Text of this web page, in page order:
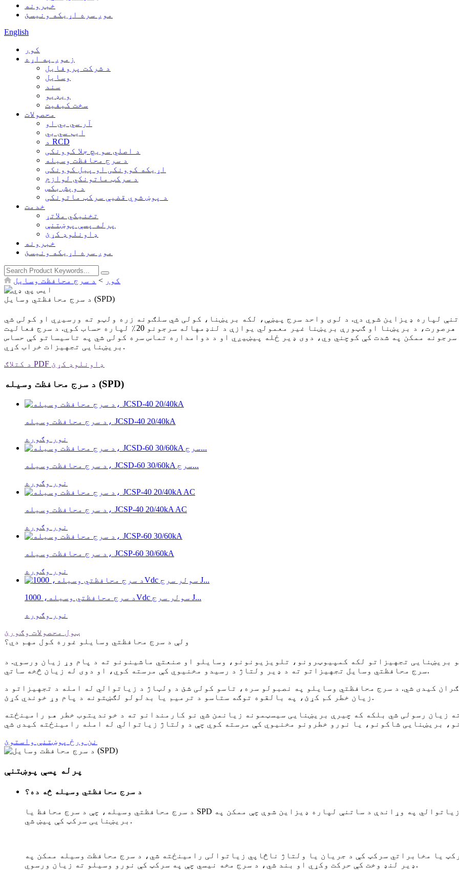
خبرونه
موږ سره اړیکه ونیسئ
English
کور
زموږ په اړه
د شرکت پروفایل
وسایل
سند
ویډیو
سخت کیفیت
محصولات
آر سي بي او
ایم سي بي
د RCD
د اصلي سویچ جلا کوونکی
د سرج محافظت وسیله
اړیکه کوونکی او پیل کوونکی
د سرکټ ماتونکي لوازم
د وېش بکس
د پوښ شوي قضیې سرکټ ماتونکی
خدمت
تخنیکي ملاتړ
پرله پسې پوښتنې
ډاونلوډ کړئ
خبرونه
موږ سره اړیکه ونیسئ
کور > د سرج محافظت وسایل
د سرج محافظتي وسایل (SPD)
لپاره ډیزاین شوي دي. د لوی واحد سرج پیښې، لکه بریښنا، کولی شي سلګونه زره ولټو ته ورسیږي او کولی شي
د فوري یا وقفې وقفې تجهیزاتو ناکامۍ لامل شي. په هرصورت، د بریښنا او ګټورې بریښنا غیر معمولي یوازې د لنډمهاله سرجونو 20٪ لپاره حساب کوي. د سرج فعالیت
دا سرجونه ممکن په شدت کې کوچني وي، دوی ډیر ځله پیښیږي او د دوامداره تماس سره کولی شي په تاسیساتو کې حساس
بریښنایی تجهیزات خراب کړي.
د کتلاګ PDF ډاونلوډ کړئ
د سرج محافظت وسیله (SPD)
د سرج محافظت وسیله، JCSD-40 20/40kA
نور وګوره
د سرج محافظت وسیله، JCSD-60 30/60kA سرج...
نور وګوره
د سرج محافظت وسیله، JCSP-40 20/40kA AC
نور وګوره
د سرج محافظت وسیله، JCSP-60 30/60kA
نور وګوره
د سرج محافظتي وسیله، 1000Vdc سولر سرج J...
نور وګوره
ټول محصولات وګورئ
ولې د سرج محافظتي وسایلو غوره کول مهم دي؟
بریښنایی تجهیزاتو لکه کمپیوټرونو، تلویزیونونو، وسایلو او صنعتي ماشینونو ته د پام وړ زیان ورسوي. د
سرج محافظتي وسایل تجهیزاتو ته د ډیر ولتاژ د رسیدو مخنیوي کې مرسته کوي، او دوی له زیان څخه ساتي.
کیدی شي. د سرج محافظتي وسایلو په نصبولو سره، تاسو کولی شئ د ولټاژ د زیاتوالي له امله د تجهیزاتو د
زیان خطر کم کړئ، په بالقوه توګه ستاسو د ترمیم یا بدلولو لګښتونه د پام وړ خوندي کړئ.
زیان رسولی شي بلکه که چیرې بریښنایی سیسټمونه زیانمن شي نو کارمندانو ته د خوندیتوب خطر هم رامینځته
نن ورځ پوښتنې واستوئ
پرله پسې پوښتنې
د سرج محافظتي وسیله څه ده؟
د سرج محافظتي وسیله، چې د سرج محافظ یا SPD په نوم هم پیژندل کیږي، د بریښنایی اجزاو د ولټاژ د زیاتوالي په وړاندې د ساتنې لپاره ډیزاین شوې چې ممکن په
بریښنایی سرکټ کې پیښ شي.
یا مخابراتي سرکټ کې د جریان یا ولتاژ ناڅاپي زیاتوالی رامینځته شي، د سرج محافظت وسیله ممکن په
ډیر لنډ وخت کې حرکت وکړي او بند شي، د سرج مخه نیسي چې په سرکټ کې نورو وسیلو ته زیان ورسوي.